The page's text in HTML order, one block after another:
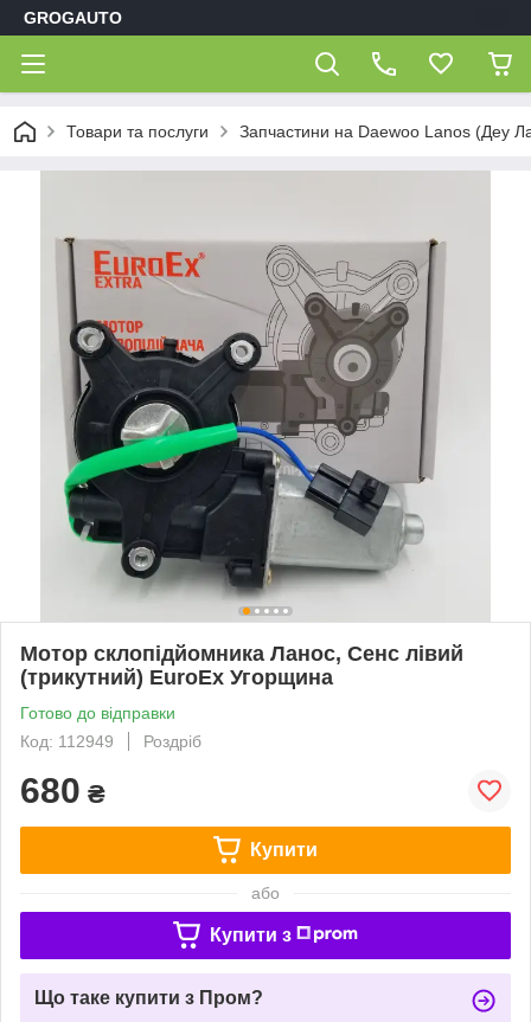
GROGAUTO
Товари та послуги Запчастини на Daewoo Lanos (Деу
Мотор склопідйомника Ланос, Сенс лівий
(трикутний) EuroEx Угорщина
Готово до відправки
Код: 112949
Роздріб
680 ₴
Купити
або
Купити з
Що таке купити з Пром?